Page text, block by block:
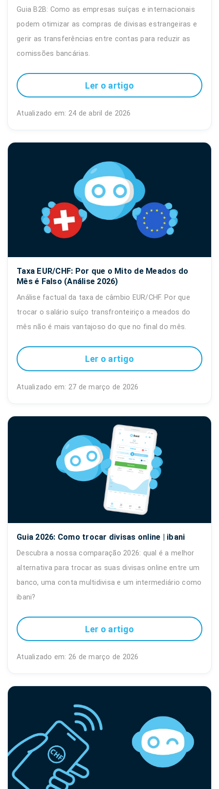
Guia B2B: Como as empresas suíças e internacionais
podem otimizar as compras de divisas estrangeiras e
gerir as transferências entre contas para reduzir as
comissões bancárias.
Ler o artigo
Atualizado em: 24 de abril de 2026
Taxa EUR/CHF: Por que o Mito de Meados do
Mês é Falso (Análise 2026)
Análise factual da taxa de câmbio EUR/CHF. Por que
trocar o salário suíço transfronteiriço a meados do
mês não é mais vantajoso do que no final do mês.
Ler o artigo
Atualizado em: 27 de março de 2026
Guia 2026: Como trocar divisas online | ibani
Descubra a nossa comparação 2026: qual é a melhor
alternativa para trocar as suas divisas online entre um
banco, uma conta multidivisa e um intermediário como
ibani?
Ler o artigo
Atualizado em: 26 de março de 2026